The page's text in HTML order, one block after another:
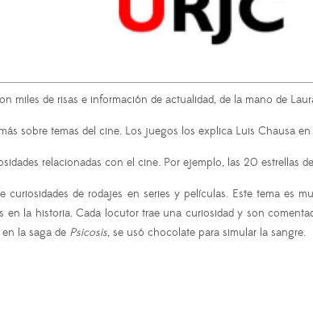
miles de risas e información de actualidad, de la mano de
sobre temas del cine. Los juegos los explica Luis Chausa
relacionadas con el cine. Por ejemplo, las 20 estrellas
de rodajes en series y películas. Este tema es
la historia. Cada locutor trae una curiosidad y son
la saga de Psicosis, se usó chocolate para simular la sangre.